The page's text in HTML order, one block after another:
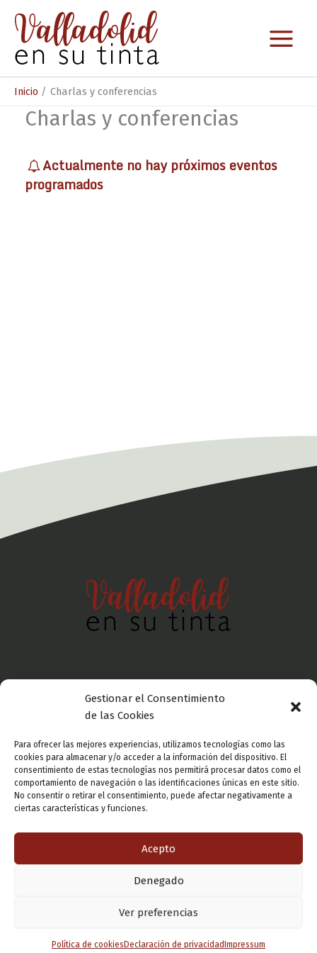
Gestionar el Consentimiento
de las Cookies
Para ofrecer las mejores experiencias, utilizamos tecnologías como las
cookies para almacenar y/o acceder a la información del dispositivo. El
consentimiento de estas tecnologías nos permitirá procesar datos como el
comportamiento de navegación o las identificaciones únicas en este sitio.
No consentir o retirar el consentimiento, puede afectar negativamente a
ciertas características y funciones.
Acepto
Denegado
Ver preferencias
Política de cookies Declaración de privacidad Impressum
contenido
Inicio Charlas y conferencias
Charlas y conferencias
Actualmente no hay próximos eventos
programados
Política de privacidad
Aviso legal
Política de cookies
Copyright © 2026 Valladolid en su titna